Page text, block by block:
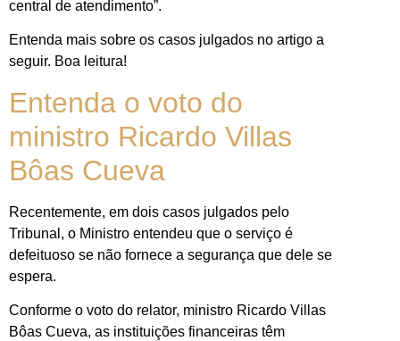
central de atendimento”.
Entenda mais sobre os casos julgados no artigo a
seguir. Boa leitura!
Entenda o voto do
ministro Ricardo Villas
Bôas Cueva
Recentemente, em dois casos julgados pelo
Tribunal, o Ministro entendeu que o serviço é
defeituoso se não fornece a segurança que dele se
espera.
Conforme o voto do relator, ministro Ricardo Villas
Bôas Cueva, as instituições financeiras têm